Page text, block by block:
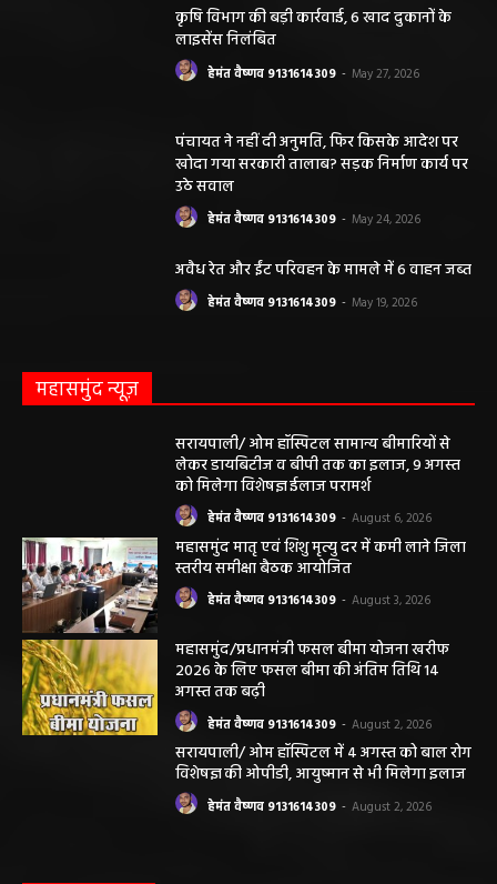
कृषि विभाग की बड़ी कार्रवाई, 6 खाद दुकानों के
लाइसेंस निलंबित
हेमंत वैष्णव 9131614309 - May 27, 2026
पंचायत ने नहीं दी अनुमति, फिर किसके आदेश पर
खोदा गया सरकारी तालाब? सड़क निर्माण कार्य पर
उठे सवाल
हेमंत वैष्णव 9131614309 - May 24, 2026
अवैध रेत और ईंट परिवहन के मामले में 6 वाहन जब्त
हेमंत वैष्णव 9131614309 - May 19, 2026
महासमुंद न्यूज़
सरायपाली/ ओम हॉस्पिटल सामान्य बीमारियों से
लेकर डायबिटीज व बीपी तक का इलाज, 9 अगस्त
को मिलेगा विशेषज्ञ ईलाज परामर्श
हेमंत वैष्णव 9131614309 - August 6, 2026
महासमुंद मातृ एवं शिशु मृत्यु दर में कमी लाने जिला
स्तरीय समीक्षा बैठक आयोजित
हेमंत वैष्णव 9131614309 - August 3, 2026
महासमुंद/प्रधानमंत्री फसल बीमा योजना खरीफ
2026 के लिए फसल बीमा की अंतिम तिथि 14
अगस्त तक बढ़ी
हेमंत वैष्णव 9131614309 - August 2, 2026
सरायपाली/ ओम हॉस्पिटल में 4 अगस्त को बाल रोग
विशेषज्ञ की ओपीडी, आयुष्मान से भी मिलेगा इलाज
हेमंत वैष्णव 9131614309 - August 2, 2026